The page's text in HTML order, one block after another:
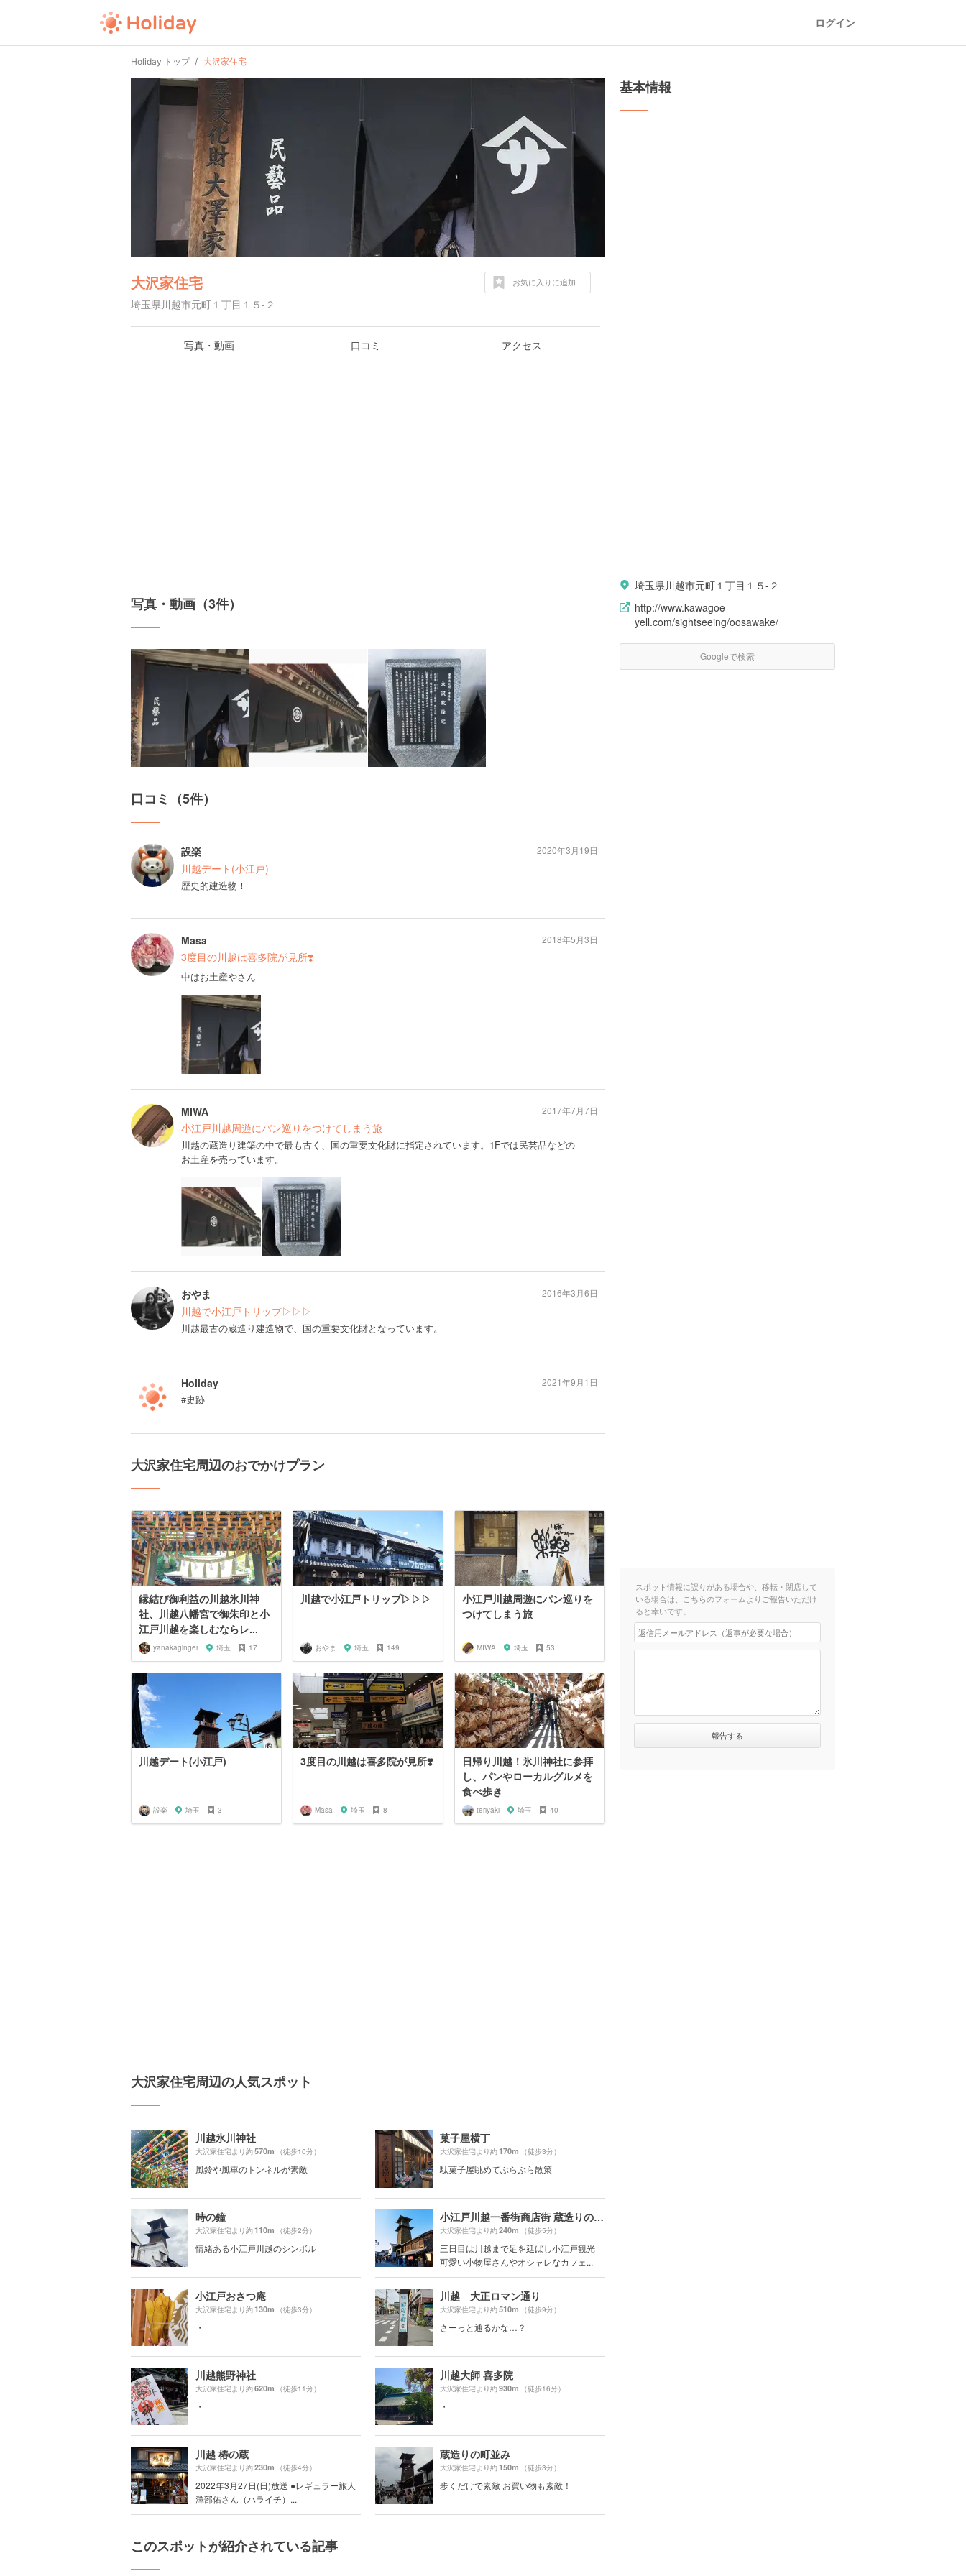
ログイン
Holiday トップ 大沢家住宅
大沢家住宅
埼玉県川越市元町１丁目１５-２
お気に入りに追加
写真・動画 口コミ アクセス
写真・動画（3件）
口コミ（5件）
設楽
川越デート(小江戸)
歴史的建造物！
2020年3月19日
Masa
3度目の川越は喜多院が見所❣️
中はお土産やさん
2018年5月3日
MIWA
小江戸川越周遊にパン巡りをつけてしまう旅
川越の蔵造り建築の中で最も古く、国の重要文化財に指定されています。1Fでは民芸品などの
お土産を売っています。
2017年7月7日
おやま
川越で小江戸トリップ▷▷▷
川越最古の蔵造り建造物で、国の重要文化財となっています。
2016年3月6日
Holiday
#史跡
2021年9月1日
大沢家住宅周辺のおでかけプラン
縁結び御利益の川越氷川神
社、川越八幡宮で御朱印と小
江戸川越を楽しむならレ...
yanakaginger 埼玉 17
川越で小江戸トリップ▷▷▷
おやま 埼玉 149
小江戸川越周遊にパン巡りを
つけてしまう旅
MIWA 埼玉 53
川越デート(小江戸)
設楽 埼玉 3
3度目の川越は喜多院が見所❣️
Masa 埼玉 8
日帰り川越！氷川神社に参拝
し、パンやローカルグルメを
食べ歩き
teriyaki 埼玉 40
大沢家住宅周辺の人気スポット
川越氷川神社
大沢家住宅より約570m （徒歩10分）
風鈴や風車のトンネルが素敵
菓子屋横丁
大沢家住宅より約170m （徒歩3分）
駄菓子屋眺めてぶらぶら散策
時の鐘
大沢家住宅より約110m （徒歩2分）
情緒ある小江戸川越のシンボル
小江戸川越一番街商店街 蔵造りの町並み
大沢家住宅より約240m （徒歩5分）
三日目は川越まで足を延ばし小江戸観光
可愛い小物屋さんやオシャレなカフェ...
小江戸おさつ庵
大沢家住宅より約130m （徒歩3分）
・
川越 大正ロマン通り
大沢家住宅より約510m （徒歩9分）
さーっと通るかな…？
川越熊野神社
大沢家住宅より約620m （徒歩11分）
・
川越大師 喜多院
大沢家住宅より約930m （徒歩16分）
・
川越 椿の蔵
大沢家住宅より約230m （徒歩4分）
2022年3月27日(日)放送 ●レギュラー旅人
澤部佑さん（ハライチ）...
蔵造りの町並み
大沢家住宅より約150m （徒歩3分）
歩くだけで素敵 お買い物も素敵！
このスポットが紹介されている記事
基本情報
埼玉県川越市元町１丁目１５-２
http://www.kawagoe-
yell.com/sightseeing/oosawake/
Googleで検索
スポット情報に誤りがある場合や、移転・閉店して
いる場合は、こちらのフォームよりご報告いただけ
ると幸いです。